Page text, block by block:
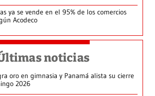
ya se vende en el 95% de los comercios
Acodeco
noticias
oro en gimnasia y Panamá alista su cierre
2026